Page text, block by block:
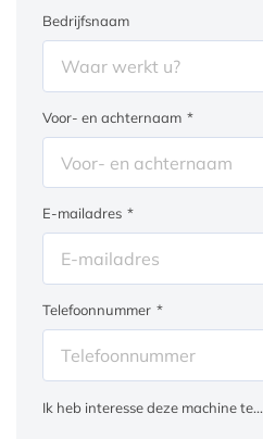
Bedrijfsnaam
Voor- en achternaam *
E-mailadres *
Telefoonnummer *
Ik heb interesse deze machine te...